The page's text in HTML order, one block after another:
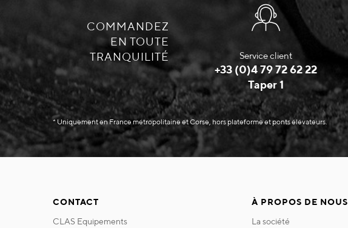
COMMANDEZ
EN TOUTE
TRANQUILITÉ
Service client
+33 (0)4 79 72 62 22
Taper 1
* Uniquement en France métropolitaine et Corse, hors plateforme et ponts élévateurs.
CONTACT
CLAS Equipements
À PROPOS DE NOUS
la société